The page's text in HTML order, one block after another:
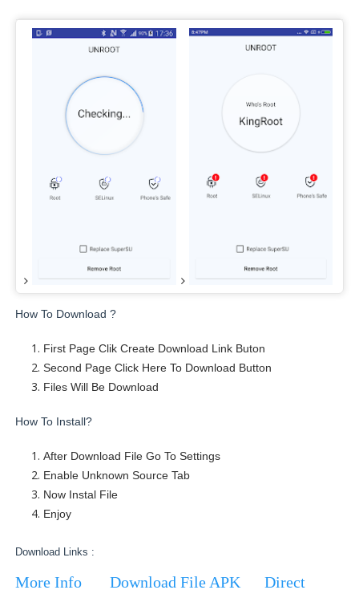
How To Download ?
First Page Clik Create Download Link Buton
Second Page Click Here To Download Button
Files Will Be Download
How To Install?
After Download File Go To Settings
Enable Unknown Source Tab
Now Instal File
Enjoy
Download Links :
More Info Download File APK
Direct